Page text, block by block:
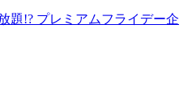
題!? プレミアムフライデー企